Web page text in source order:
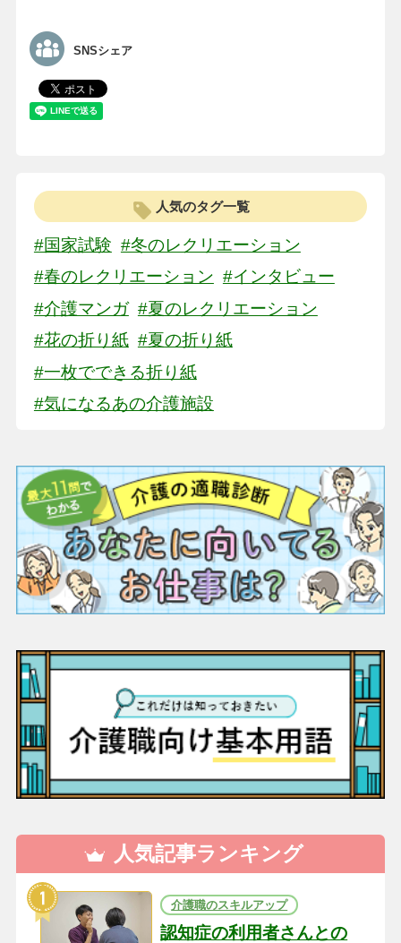
SNSシェア
人気のタグ一覧
#国家試験 #冬のレクリエーション
#春のレクリエーション #インタビュー
#介護マンガ #夏のレクリエーション
#花の折り紙 #夏の折り紙
#一枚でできる折り紙
#気になるあの介護施設
人気記事ランキング
介護職のスキルアップ
認知症の利用者さんとの